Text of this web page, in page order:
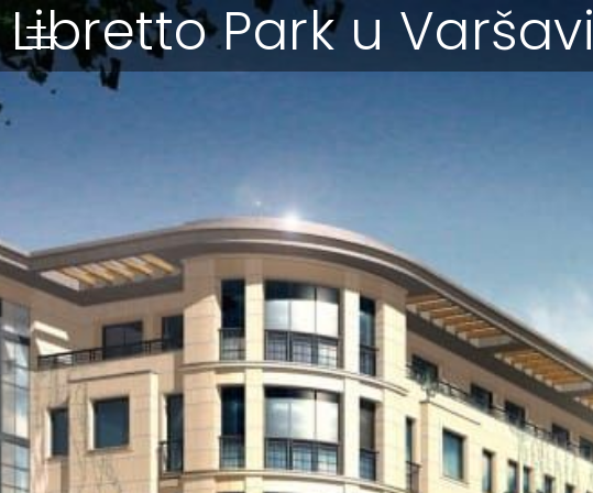
Libretto Park u Varšavi